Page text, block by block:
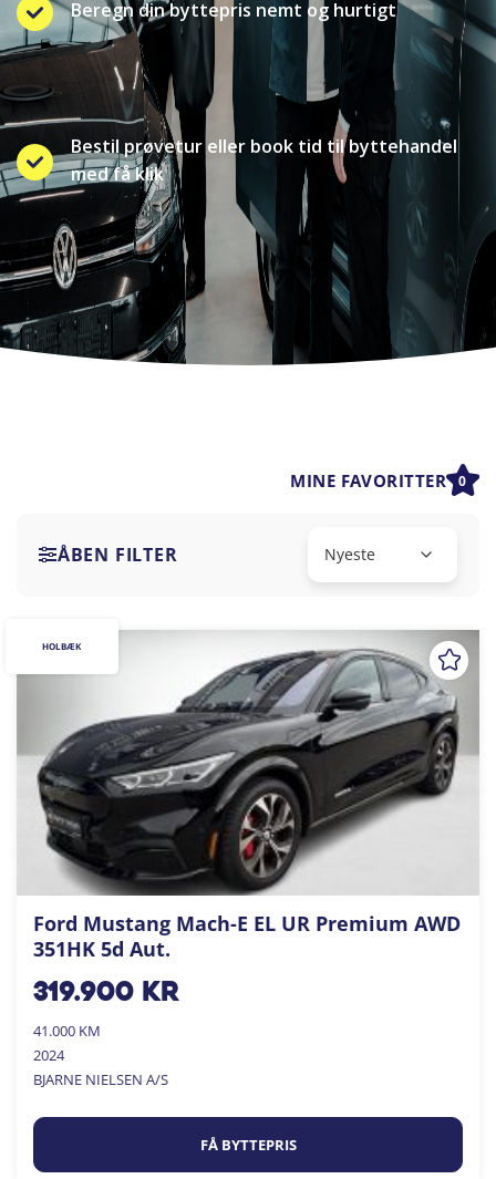
Beregn din byttepris nemt og hurtigt
Bestil prøvetur eller book tid til byttehandel
med få klik
MINE FAVORITTER 0
ÅBEN FILTER
Ford Mustang Mach-E EL UR Premium AWD
351HK 5d Aut.
319.900kr
41.000 KM
2024
BJARNE NIELSEN A/S
FÅ BYTTEPRIS
HOLBÆK